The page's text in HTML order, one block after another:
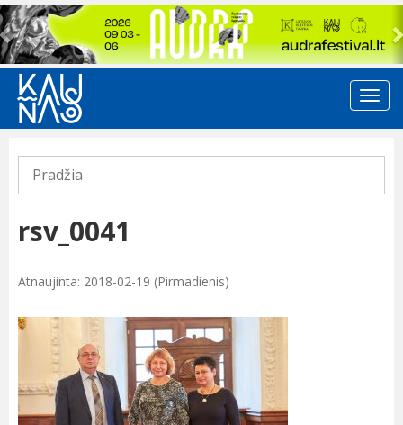
Previous
Pradžia
rsv_0041
Atnaujinta: 2018-02-19 (Pirmadienis)